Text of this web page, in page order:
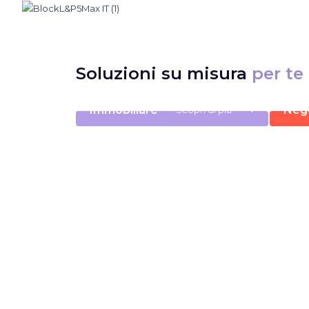
Soluzioni su misura per te
Immobiliare Scopri di più ⟶